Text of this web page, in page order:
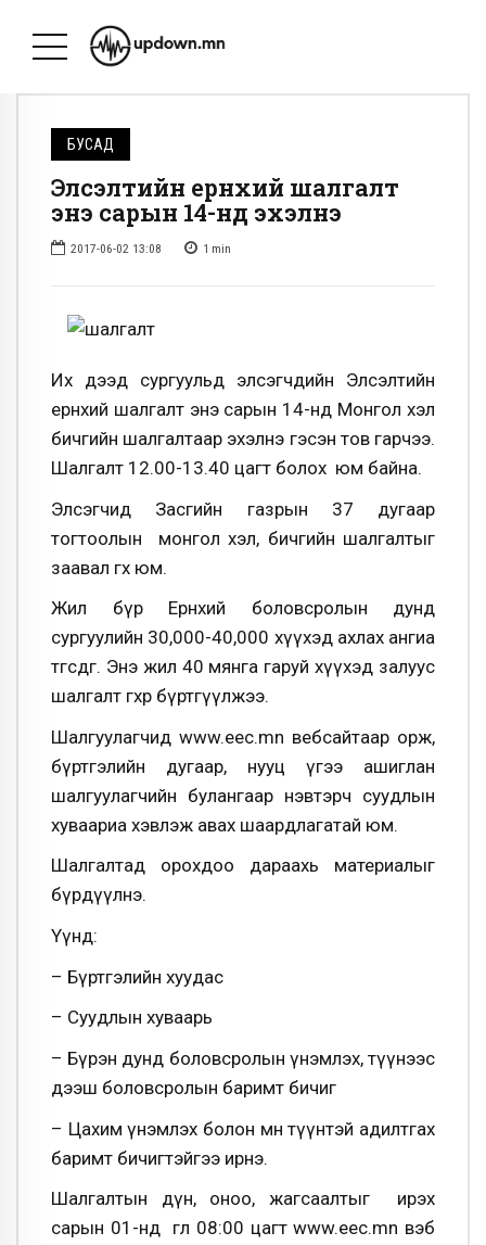
БУСАД
Элсэлтийн ерөнхий шалгалт
энэ сарын 14-нд эхэлнэ
2017-06-02 13:08 1 min
Их дээд сургуульд элсэгчдийн Элсэлтийн
ерөнхий шалгалт энэ сарын 14-нд Монгол хэл
бичгийн шалгалтаар эхэлнэ гэсэн тов гарчээ.
Шалгалт 12.00-13.40 цагт болох юм байна.
Элсэгчид Засгийн газрын 37 дугаар
тогтоолын монгол хэл, бичгийн шалгалтыг
заавал өгөх юм.
Жил бүр Ерөнхий боловсролын дунд
сургуулийн 30,000-40,000 хүүхэд ахлах ангиа
төгсдөг. Энэ жил 40 мянга гаруй хүүхэд залуус
шалгалт өгөхөөр бүртгүүлжээ.
Шалгуулагчид www.eec.mn вебсайтаар орж,
бүртгэлийн дугаар, нууц үгээ ашиглан
шалгуулагчийн булангаар нэвтэрч суудлын
хуваариа хэвлэж авах шаардлагатай юм.
Шалгалтад орохдоо дараахь материалыг
бүрдүүлнэ.
Үүнд:
– Бүртгэлийн хуудас
– Суудлын хуваарь
– Бүрэн дунд боловсролын үнэмлэх, түүнээс
дээш боловсролын баримт бичиг
– Цахим үнэмлэх болон мөн түүнтэй адилтгах
баримт бичигтэйгээ ирнэ.
Шалгалтын дүн, оноо, жагсаалтыг ирэх
сарын 01-нд өглөө 08:00 цагт www.eec.mn вэб